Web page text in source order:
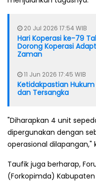
20 Jul 2026 17:54 WIB
Hari Koperasi ke-79
Dorong Koperasi
Zaman
11 Jun 2026 17:45 WIB
Ketidakpastian
dan Tersangka
"Diharapkan 4 unit
dipergunakan dengan
operasional dilapangan,"
Taufik juga berharap,
(Forkopimda)